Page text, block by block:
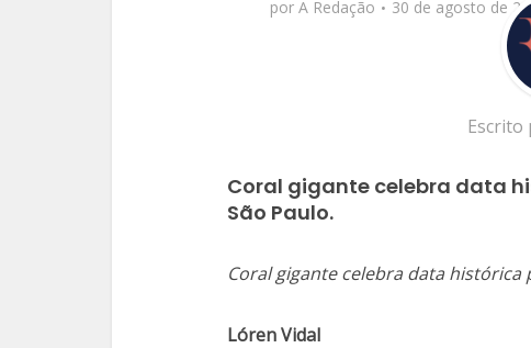
por A Redação 30 de agosto de
Escrito
Coral gigante celebra data
São Paulo.
Coral gigante celebra data histórica
Lóren Vidal